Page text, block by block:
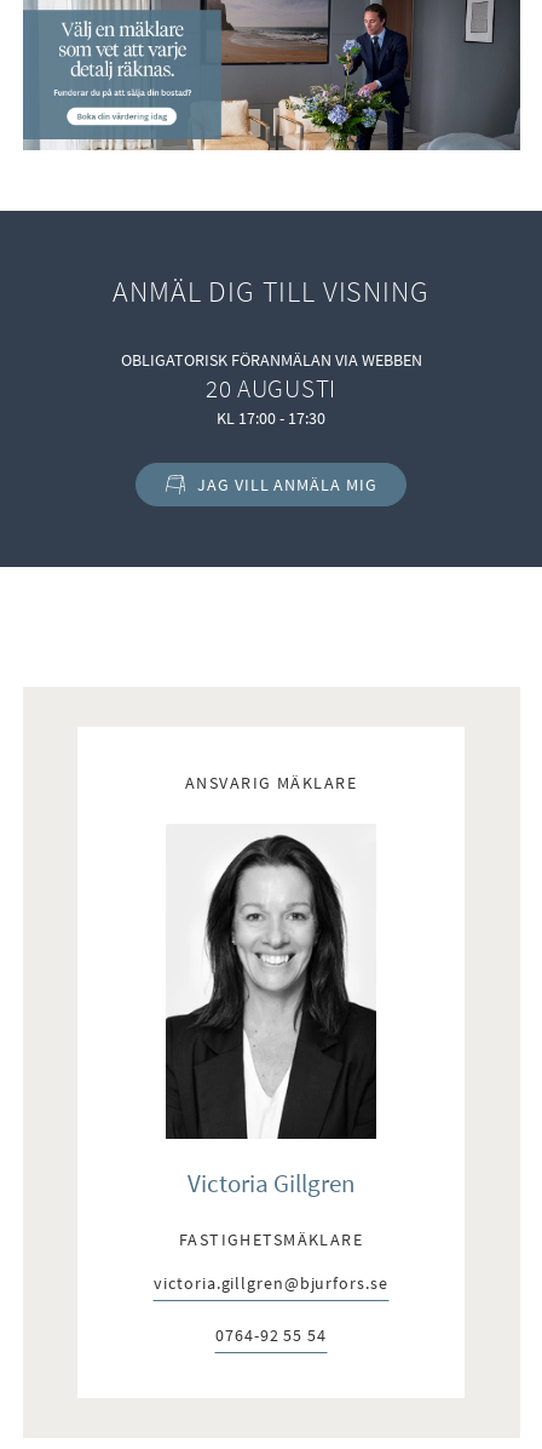
ANMÄL DIG TILL VISNING
OBLIGATORISK FÖRANMÄLAN VIA WEBBEN
20 AUGUSTI
KL 17:00 - 17:30
JAG VILL ANMÄLA MIG
ANSVARIG MÄKLARE
Victoria Gillgren
FASTIGHETSMÄKLARE
E-post:
victoria.gillgren@bjurfors.se
Telefon:
0764-92 55 54